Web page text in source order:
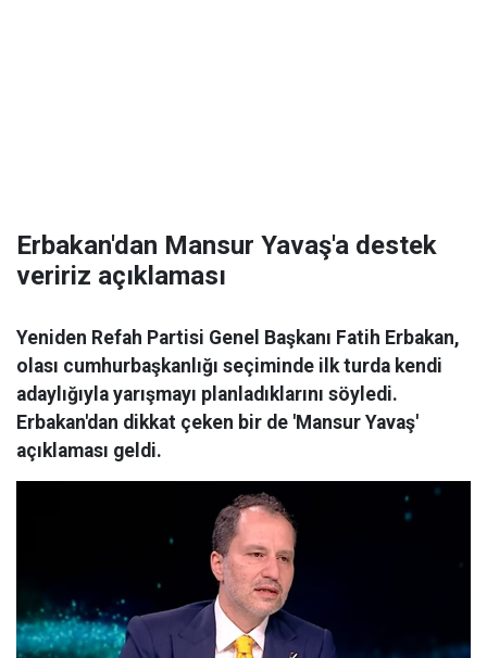
Erbakan'dan Mansur Yavaş'a destek
veririz açıklaması
Yeniden Refah Partisi Genel Başkanı Fatih Erbakan,
olası cumhurbaşkanlığı seçiminde ilk turda kendi
adaylığıyla yarışmayı planladıklarını söyledi.
Erbakan'dan dikkat çeken bir de 'Mansur Yavaş'
açıklaması geldi.